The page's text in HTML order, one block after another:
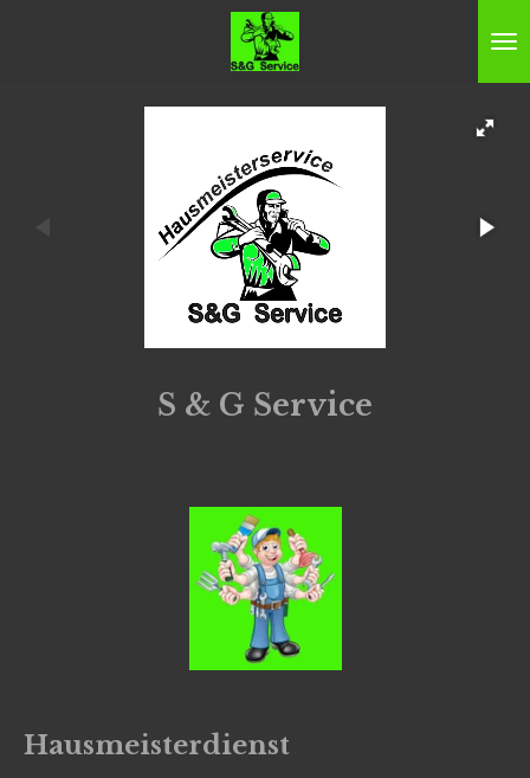
S & G Service
Hausmeisterdienst